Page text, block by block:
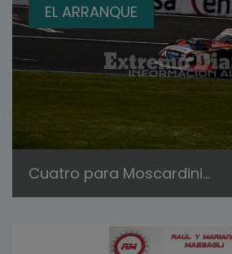
EL ARRANQUE
Cuatro para Moscardini…